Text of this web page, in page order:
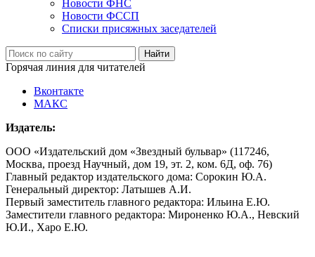
Новости ФНС
Новости ФССП
Списки присяжных заседателей
Горячая линия для читателей
Вконтакте
МАКС
Издатель:
ООО «Издательский дом «Звездный бульвар» (117246,
Москва, проезд Научный, дом 19, эт. 2, ком. 6Д, оф. 76)
Главный редактор издательского дома: Сорокин Ю.А.
Генеральный директор: Латышев А.И.
Первый заместитель главного редактора: Ильина Е.Ю.
Заместители главного редактора: Мироненко Ю.А., Невский
Ю.И., Харо Е.Ю.